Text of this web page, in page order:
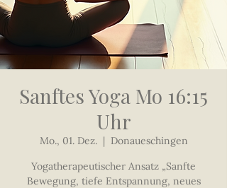
Sanftes Yoga Mo 16:15
Uhr
Mo., 01. Dez.
  |
Donaueschingen
Yogatherapeutischer Ansatz „Sanfte
Bewegung, tiefe Entspannung, neues